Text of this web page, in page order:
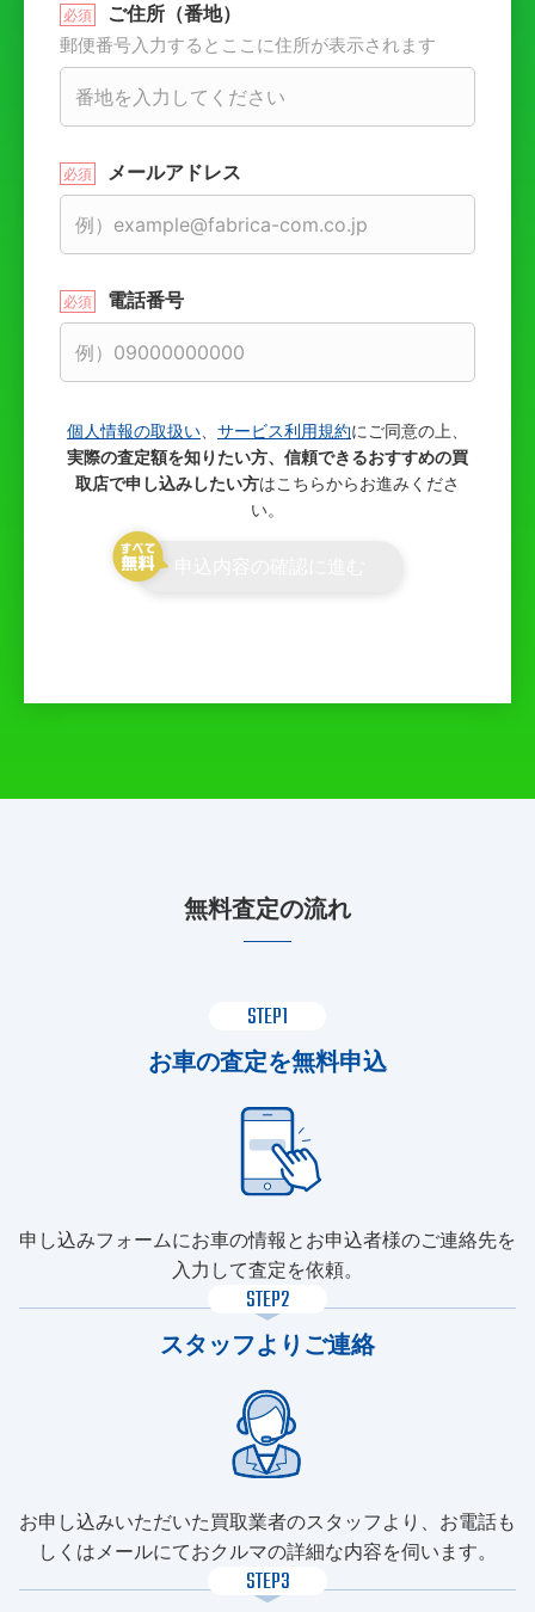
ご住所（番地）
郵便番号入力するとここに住所が表示されます
メールアドレス
電話番号
個人情報の取扱い サービス利用規約にご同意の上、
実際の査定額を知りたい方、信頼できるおすすめの買
取店で申し込みしたい方はこちらからお進みくださ
い。
無料査定の流れ
STEP1
お車の査定を無料申込
申し込みフォームにお車の情報とお申込者様のご連絡先を
入力して査定を依頼。
STEP2
スタッフよりご連絡
お申し込みいただいた買取業者のスタッフより、お電話も
しくはメールにておクルマの詳細な内容を伺います。
STEP3